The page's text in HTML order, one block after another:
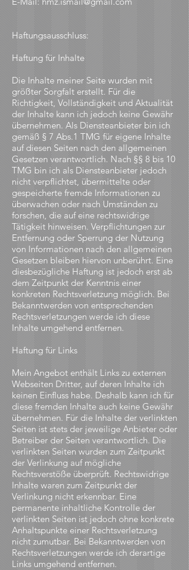
Haftungsausschluss:
Haftung für Inhalte
Die Inhalte meiner Seite wurden mit
größter Sorgfalt erstellt. Für die
Richtigkeit, Vollständigkeit und Aktualität
der Inhalte kann ich jedoch keine Gewähr
übernehmen. Als Diensteanbieter bin ich
gemäß § 7 Abs.1 TMG für eigene Inhalte
auf diesen Seiten nach den allgemeinen
Gesetzen verantwortlich. Nach §§ 8 bis 10
TMG bin ich als Diensteanbieter jedoch
nicht verpflichtet, übermittelte oder
gespeicherte fremde Informationen zu
überwachen oder nach Umständen zu
forschen, die auf eine rechtswidrige
Tätigkeit hinweisen. Verpflichtungen zur
Entfernung oder Sperrung der Nutzung
von Informationen nach den allgemeinen
Gesetzen bleiben hiervon unberührt. Eine
diesbezügliche Haftung ist jedoch erst ab
dem Zeitpunkt der Kenntnis einer
konkreten Rechtsverletzung möglich. Bei
Bekanntwerden von entsprechenden
Rechtsverletzungen werde ich diese
Inhalte umgehend entfernen.
Haftung für Links
Mein Angebot enthält Links zu externen
Webseiten Dritter, auf deren Inhalte ich
keinen Einfluss habe. Deshalb kann ich für
diese fremden Inhalte auch keine Gewähr
übernehmen. Für die Inhalte der verlinkten
Seiten ist stets der jeweilige Anbieter oder
Betreiber der Seiten verantwortlich. Die
verlinkten Seiten wurden zum Zeitpunkt
der Verlinkung auf mögliche
Rechtsverstöße überprüft. Rechtswidrige
Inhalte waren zum Zeitpunkt der
Verlinkung nicht erkennbar. Eine
permanente inhaltliche Kontrolle der
verlinkten Seiten ist jedoch ohne konkrete
Anhaltspunkte einer Rechtsverletzung
nicht zumutbar. Bei Bekanntwerden von
Rechtsverletzungen werde ich derartige
Links umgehend entfernen.